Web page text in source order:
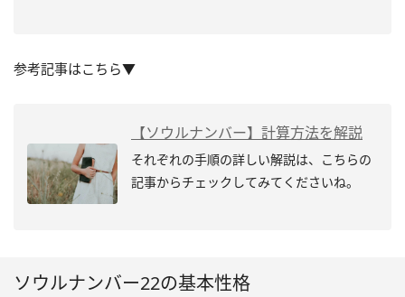
参考記事はこちら▼
【ソウルナンバー】計算方法を解説
それぞれの手順の詳しい解説は、こちらの
記事からチェックしてみてくださいね。
ソウルナンバー22の基本性格